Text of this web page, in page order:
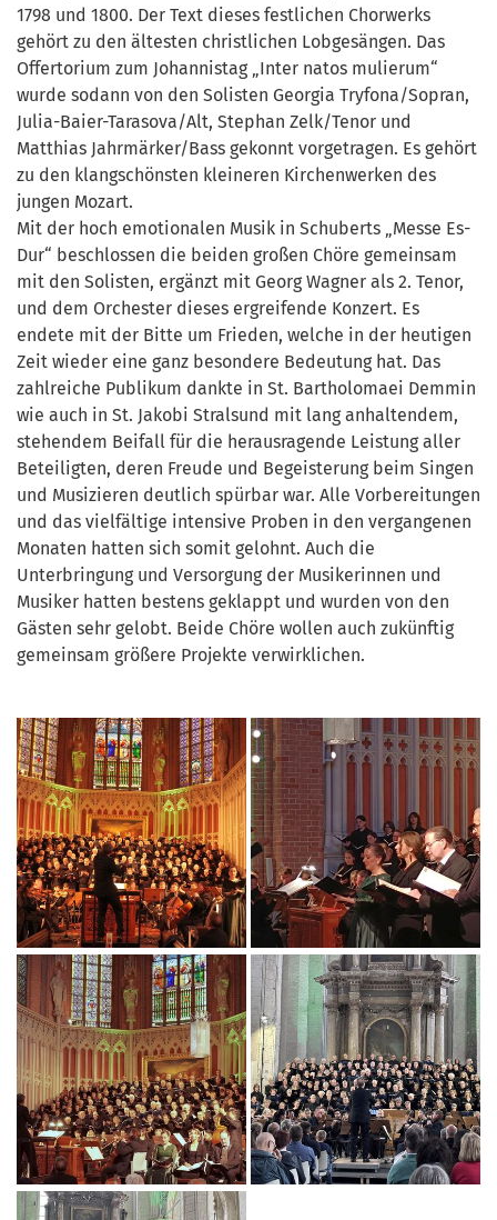
1798 und 1800. Der Text dieses festlichen Chorwerks
gehört zu den ältesten christlichen Lobgesängen. Das
Offertorium zum Johannistag „Inter natos mulierum“
wurde sodann von den Solisten Georgia Tryfona/Sopran,
Julia-Baier-Tarasova/Alt, Stephan Zelk/Tenor und
Matthias Jahrmärker/Bass gekonnt vorgetragen. Es gehört
zu den klangschönsten kleineren Kirchenwerken des
jungen Mozart.
Mit der hoch emotionalen Musik in Schuberts „Messe Es-
Dur“ beschlossen die beiden großen Chöre gemeinsam
mit den Solisten, ergänzt mit Georg Wagner als 2. Tenor,
und dem Orchester dieses ergreifende Konzert. Es
endete mit der Bitte um Frieden, welche in der heutigen
Zeit wieder eine ganz besondere Bedeutung hat. Das
zahlreiche Publikum dankte in St. Bartholomaei Demmin
wie auch in St. Jakobi Stralsund mit lang anhaltendem,
stehendem Beifall für die herausragende Leistung aller
Beteiligten, deren Freude und Begeisterung beim Singen
und Musizieren deutlich spürbar war. Alle Vorbereitungen
und das vielfältige intensive Proben in den vergangenen
Monaten hatten sich somit gelohnt. Auch die
Unterbringung und Versorgung der Musikerinnen und
Musiker hatten bestens geklappt und wurden von den
Gästen sehr gelobt. Beide Chöre wollen auch zukünftig
gemeinsam größere Projekte verwirklichen.